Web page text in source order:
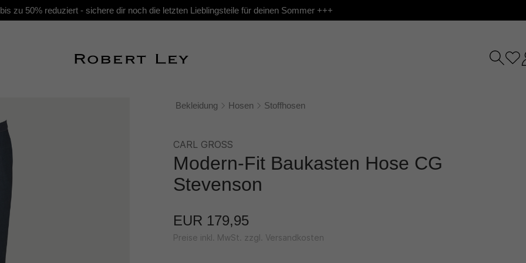
zu 50% reduziert - sichere dir noch die letzten Lieblingsteile für deinen Sommer +++
Bekleidung Hosen Stoffhosen
CARL GROSS
Modern-Fit Baukasten Hose CG
Stevenson
EUR 179,95
Preise inkl. MwSt. zzgl. Versandkosten